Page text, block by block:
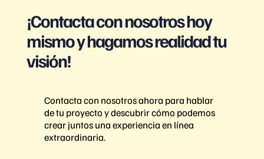
¡Contacta con nosotros hoy
mismo y hagamos realidad tu
visión!
Contacta con nosotros ahora para hablar
de tu proyecto y descubrir cómo podemos
crear juntos una experiencia en línea
extraordinaria.